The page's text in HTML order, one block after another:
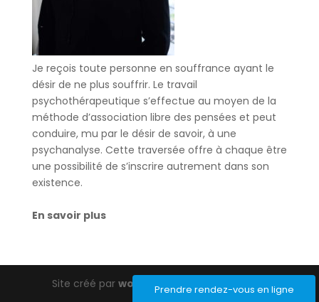
Prendre rendez-vous en ligne
Je reçois toute personne en souffrance ayant le
désir de ne plus souffrir. Le travail
psychothérapeutique s’effectue au moyen de la
méthode d’association libre des pensées et peut
conduire, mu par le désir de savoir, à une
psychanalyse. Cette traversée offre à chaque être
une possibilité de s’inscrire autrement dans son
existence.
En savoir plus
Site créé parwordpress-barcelona.com